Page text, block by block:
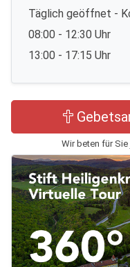
Täglich geöffnet -
08:00 - 12:30 Uhr
13:00 - 17:15 Uhr
Wir beten für